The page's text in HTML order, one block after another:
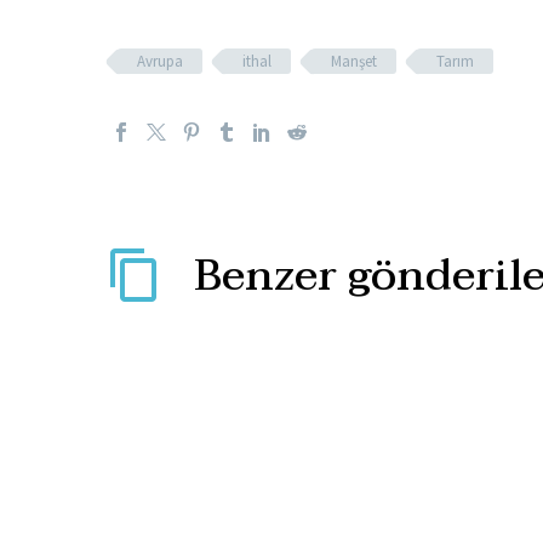
Avrupa ithal Manşet Tarım
Benzer